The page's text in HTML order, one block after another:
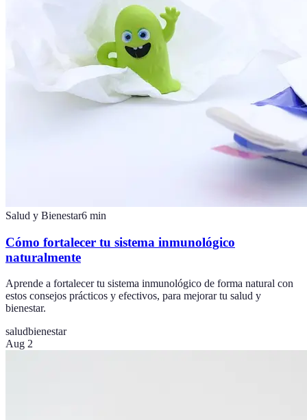
Salud y Bienestar6 min
Cómo fortalecer tu sistema inmunológico
naturalmente
Aprende a fortalecer tu sistema inmunológico de forma natural con
estos consejos prácticos y efectivos, para mejorar tu salud y
bienestar.
saludbienestar
Aug 2